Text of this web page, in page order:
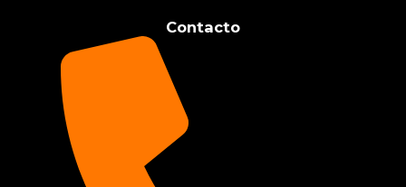
Contacto